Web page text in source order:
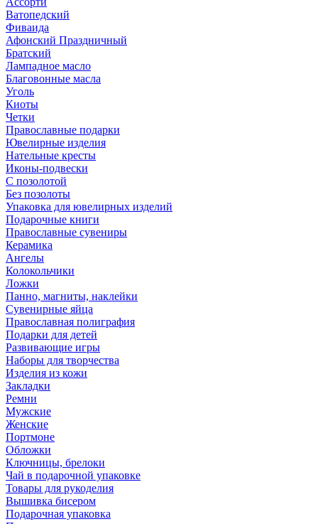
Ватопедский
Фиваида
Афонский Праздничный
Братский
Лампадное масло
Благовонные масла
Уголь
Киоты
Четки
Православные подарки
Ювелирные изделия
Нательные кресты
Иконы-подвески
С позолотой
Без позолоты
Упаковка для ювелирных изделий
Подарочные книги
Православные сувениры
Керамика
Ангелы
Колокольчики
Ложки
Панно, магниты, наклейки
Сувенирные яйца
Православная полиграфия
Подарки для детей
Развивающие игры
Наборы для творчества
Изделия из кожи
Закладки
Ремни
Мужские
Женские
Портмоне
Обложки
Ключницы, брелоки
Чай в подарочной упаковке
Товары для рукоделия
Вышивка бисером
Подарочная упаковка